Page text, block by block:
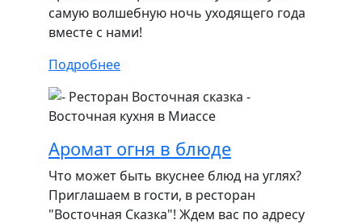
самую волшебную ночь уходящего года
вместе с нами!
Подробнее
Аромат огня в блюде
Что может быть вкуснее блюд на углях?
Приглашаем в гости, в ресторан
"Восточная Сказка"! Ждем вас по адресу